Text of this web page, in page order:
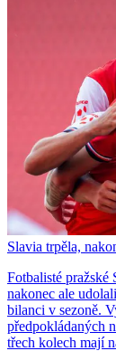
Slavia trpěla,
Fotbalisté pražské
nakonec ale
bilanci v sezoně.
předpokládaných
třech kolech mají